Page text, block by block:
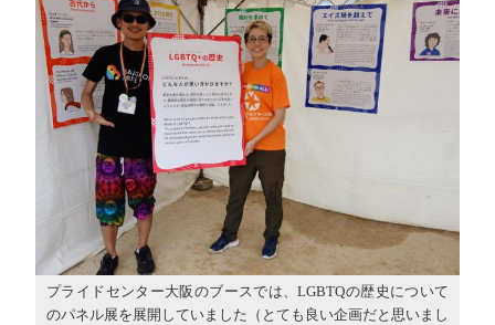
プライドセンター大阪のブースでは、LGBTQの歴史について
のパネル展を展開していました（とても良い企画だと思いまし